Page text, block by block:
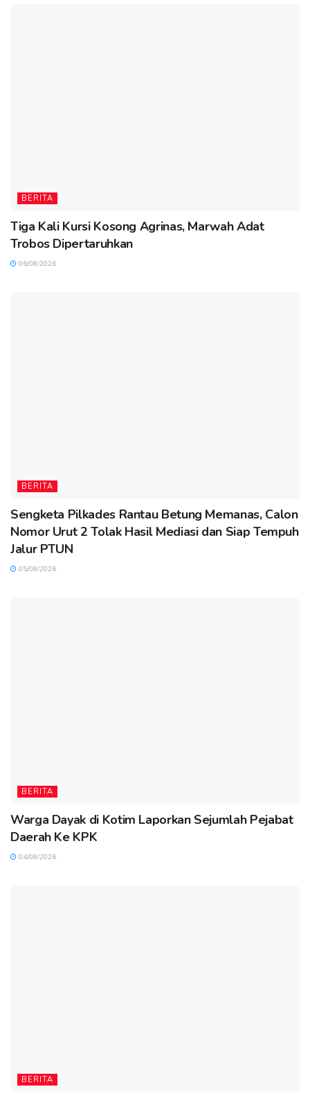
BERITA
Tiga Kali Kursi Kosong Agrinas, Marwah Adat
Trobos Dipertaruhkan
06/08/2026
BERITA
Sengketa Pilkades Rantau Betung Memanas, Calon
Nomor Urut 2 Tolak Hasil Mediasi dan Siap Tempuh
Jalur PTUN
05/08/2026
BERITA
Warga Dayak di Kotim Laporkan Sejumlah Pejabat
Daerah Ke KPK
04/08/2026
BERITA